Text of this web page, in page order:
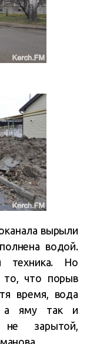
вырыли
водой.
техника. Но
что порыв
время, вода
а яму так и
не зарытой,